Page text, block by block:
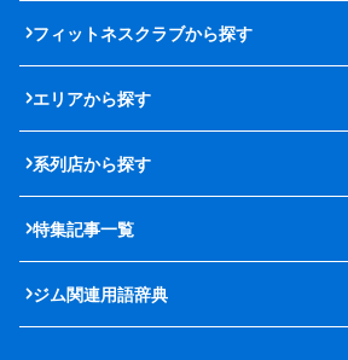
フィットネスクラブから探す
エリアから探す
系列店から探す
特集記事一覧
ジム関連用語辞典